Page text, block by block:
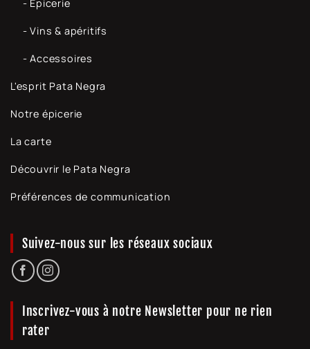
- Épicerie
- Vins & apéritifs
- Accessoires
L'esprit Pata Negra
Notre épicerie
La carte
Découvrir le Pata Negra
Préférences de communication
Suivez-nous sur les réseaux sociaux
Inscrivez-vous à notre Newsletter pour ne rien
rater